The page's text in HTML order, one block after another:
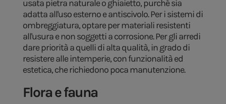
usata pietra naturale o ghiaietto, purché sia
adatta all'uso esterno e antiscivolo. Per i sistemi di
ombreggiatura, optare per materiali resistenti
all'usura e non soggetti a corrosione. Per gli arredi
dare priorità a quelli di alta qualità, in grado di
resistere alle intemperie, con funzionalità ed
estetica, che richiedono poca manutenzione.
Flora e fauna